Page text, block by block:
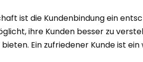
ist die Kundenbindung ein
ihre Kunden besser zu
Ein zufriedener Kunde ist